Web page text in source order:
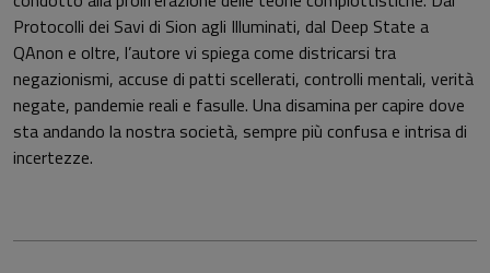
Protocolli dei Savi di Sion agli Illuminati, dal Deep State a
QAnon e oltre, l’autore vi spiega come districarsi tra
negazionismi, accuse di patti scellerati, controlli mentali, verità
negate, pandemie reali e fasulle. Una disamina per capire dove
sta andando la nostra società, sempre più confusa e intrisa di
incertezze.